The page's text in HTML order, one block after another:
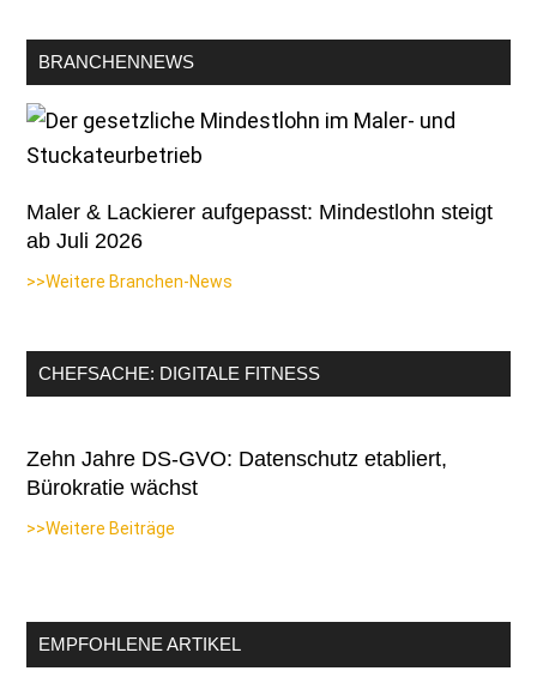
BRANCHENNEWS
Maler & Lackierer aufgepasst: Mindestlohn steigt
ab Juli 2026
>>Weitere Branchen-News
CHEFSACHE: DIGITALE FITNESS
Zehn Jahre DS-GVO: Datenschutz etabliert,
Bürokratie wächst
>>Weitere Beiträge
EMPFOHLENE ARTIKEL